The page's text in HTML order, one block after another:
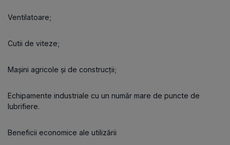
Ventilatoare;
Cutii de viteze;
Mașini agricole și de construcții;
Echipamente industriale cu un număr mare de puncte de
lubrifiere.
Beneficii economice ale utilizării